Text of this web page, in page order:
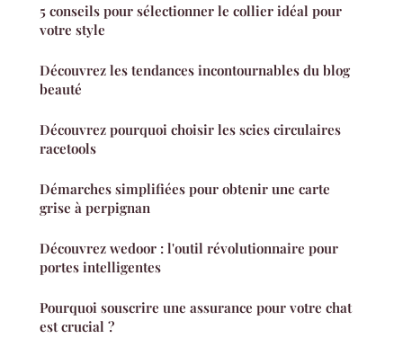
5 conseils pour sélectionner le collier idéal pour
votre style
Découvrez les tendances incontournables du blog
beauté
Découvrez pourquoi choisir les scies circulaires
racetools
Démarches simplifiées pour obtenir une carte
grise à perpignan
Découvrez wedoor : l'outil révolutionnaire pour
portes intelligentes
Pourquoi souscrire une assurance pour votre chat
est crucial ?